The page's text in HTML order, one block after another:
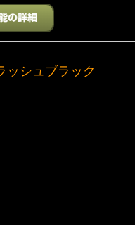
シュブラック